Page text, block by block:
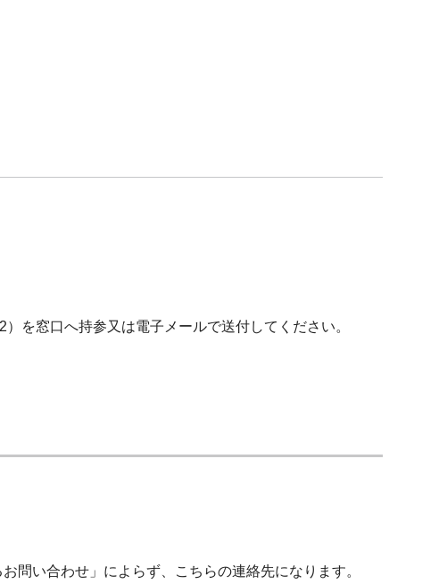
を窓口へ持参又は電子メールで送付してください。
問い合わせ」によらず、こちらの連絡先になります。